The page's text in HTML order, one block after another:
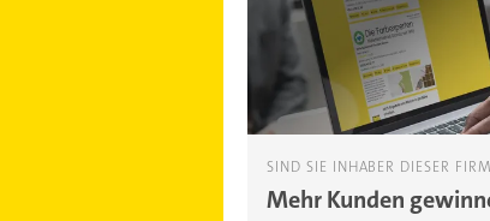
SIND SIE INHABER DIESER
Mehr Kunden